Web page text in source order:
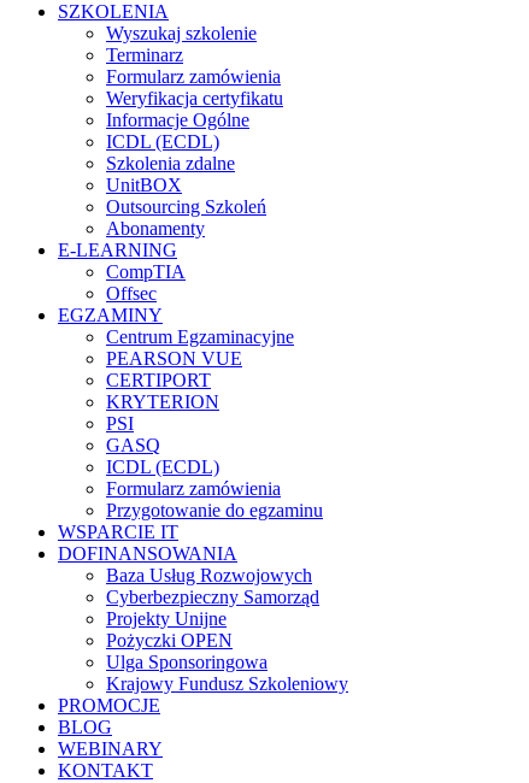
SZKOLENIA
Wyszukaj szkolenie
Terminarz
Formularz zamówienia
Weryfikacja certyfikatu
Informacje Ogólne
ICDL (ECDL)
Szkolenia zdalne
UnitBOX
Outsourcing Szkoleń
Abonamenty
E-LEARNING
CompTIA
Offsec
EGZAMINY
Centrum Egzaminacyjne
PEARSON VUE
CERTIPORT
KRYTERION
PSI
GASQ
ICDL (ECDL)
Formularz zamówienia
Przygotowanie do egzaminu
WSPARCIE IT
DOFINANSOWANIA
Baza Usług Rozwojowych
Cyberbezpieczny Samorząd
Projekty Unijne
Pożyczki OPEN
Ulga Sponsoringowa
Krajowy Fundusz Szkoleniowy
PROMOCJE
BLOG
WEBINARY
KONTAKT